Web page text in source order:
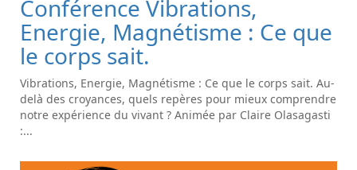
Conférence Vibrations,
Energie, Magnétisme : Ce que
le corps sait.
Vibrations, Energie, Magnétisme : Ce que le corps sait. Au-
delà des croyances, quels repères pour mieux comprendre
notre expérience du vivant ? Animée par Claire Olasagasti
:...